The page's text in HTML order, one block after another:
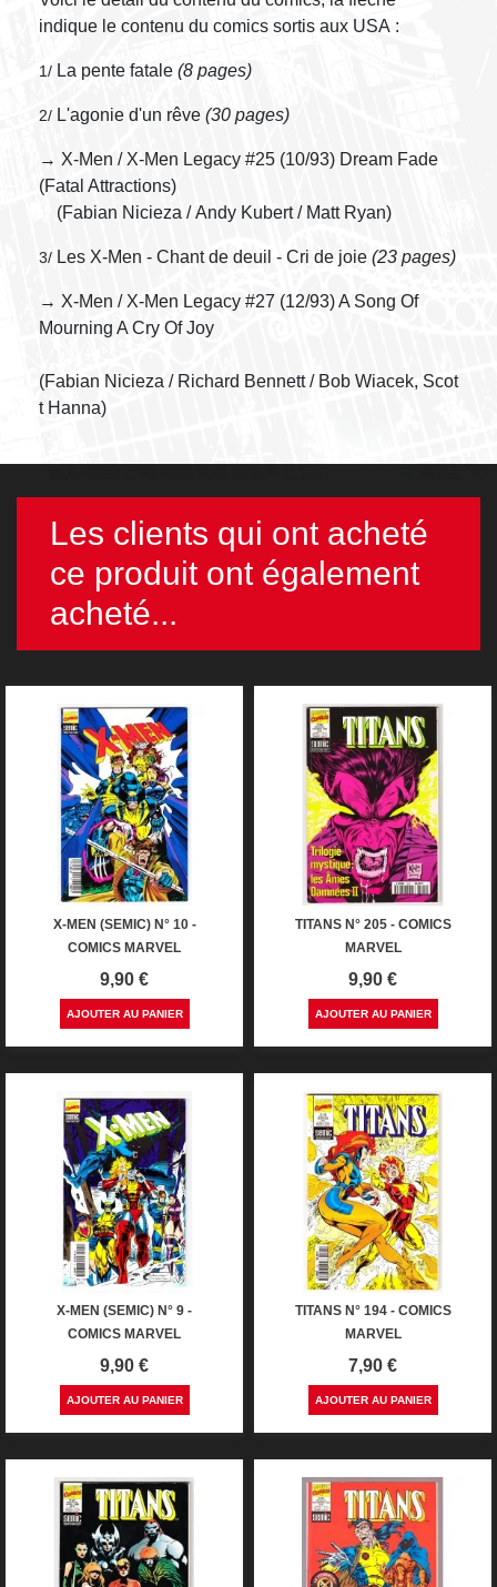
indique le contenu du comics sortis aux USA :
1/ La pente fatale (8 pages)
2/ L'agonie d'un rêve (30 pages)
→ X-Men / X-Men Legacy #25 (10/93) Dream Fade
(Fatal Attractions)
(Fabian Nicieza / Andy Kubert / Matt Ryan)
3/ Les X-Men - Chant de deuil - Cri de joie (23 pages)
→ X-Men / X-Men Legacy #27 (12/93) A Song Of
Mourning A Cry Of Joy
(Fabian Nicieza / Richard Bennett / Bob Wiacek, Scot
t Hanna)
Les clients qui ont acheté
ce produit ont également
acheté...
X-MEN (SEMIC) N° 10 -
COMICS MARVEL
Prix
9,90 €
AJOUTER AU PANIER
TITANS N° 205 - COMICS
MARVEL
Prix
9,90 €
AJOUTER AU PANIER
X-MEN (SEMIC) N° 9 -
COMICS MARVEL
Prix
9,90 €
AJOUTER AU PANIER
TITANS N° 194 - COMICS
MARVEL
Prix
7,90 €
AJOUTER AU PANIER